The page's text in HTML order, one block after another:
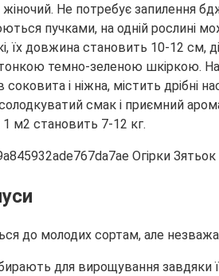
жіночий. Не потребує запилення
пучками, на одній рослині
їх довжина становить 10-12 см,
темно-зеленою шкіркою. На
соковита і ніжна, містить дрібні
смак і приємний
1 м2 становить 7-12 кг.
до молодих сортам, але
для вирощування